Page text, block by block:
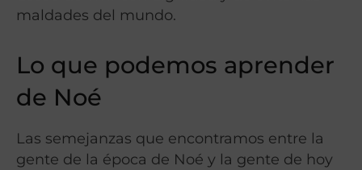
maldades del mundo.
Lo que podemos aprender
de Noé
Las semejanzas que encontramos entre la
gente de la época de Noé y la gente de hoy